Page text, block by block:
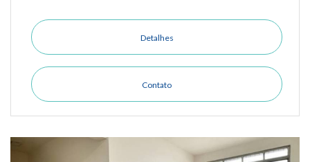
Detalhes
Contato